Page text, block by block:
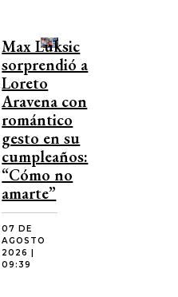
Max Luksic
sorprendió a
Loreto
Aravena con
romántico
gesto en su
cumpleaños:
“Cómo no
amarte”
07 DE
AGOSTO
2026 |
09:39